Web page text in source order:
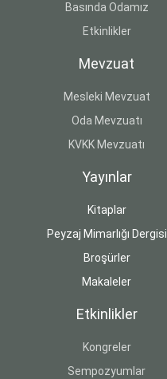
Basında Odamız
Etkinlikler
Mevzuat
Mesleki Mevzuat
Oda Mevzuatı
KVKK Mevzuatı
Yayınlar
Kitaplar
Peyzaj Mimarlığı Dergisi
Broşürler
Makaleler
Etkinlikler
Kongreler
Sempozyumlar